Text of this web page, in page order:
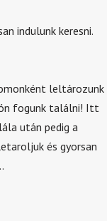
indulunk keresni.
leltározunk
fogunk találni! Itt
után pedig a
és gyorsan